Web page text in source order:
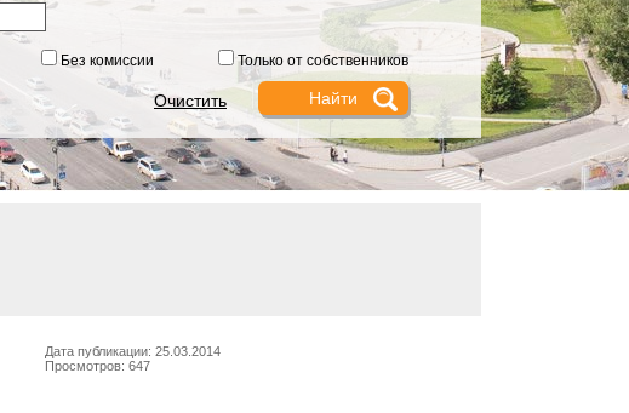
Без комиссии Только от собственников
Очистить
Дата публикации: 25.03.2014
Просмотров: 647